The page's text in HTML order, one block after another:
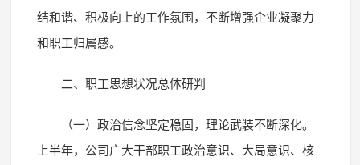
结和谐、积极向上的工作氛围，不断增强企业凝聚力
和职工归属感。
二、职工思想状况总体研判
（一）政治信念坚定稳固，理论武装不断深化。
上半年，公司广大干部职工政治意识、大局意识、核